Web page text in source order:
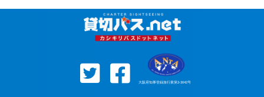
大阪府知事登録旅行業第3-3042号